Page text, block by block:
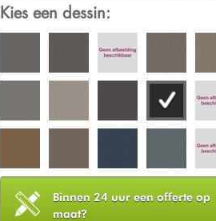
Kies een dessin:
Binnen 24 uur een offerte op
maat?